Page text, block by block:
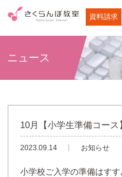
資料請求
ニュース
10月【小学生準備コース
2023.09.14 お知らせ
小学校ご入学の準備はすす